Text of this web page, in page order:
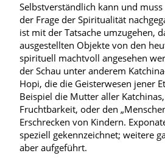
Selbstverständlich kann und
der Frage der Spiritualität
ist mit der Tatsache umzugehen,
ausgestellten Objekte von den
spirituell machtvoll angesehen
der Schau unter anderem
Hopi, die die Geisterwesen jener
Beispiel die Mutter aller
Fruchtbarkeit, oder den
Erschrecken von Kindern.
speziell gekennzeichnet; weitere
aber aufgeführt.